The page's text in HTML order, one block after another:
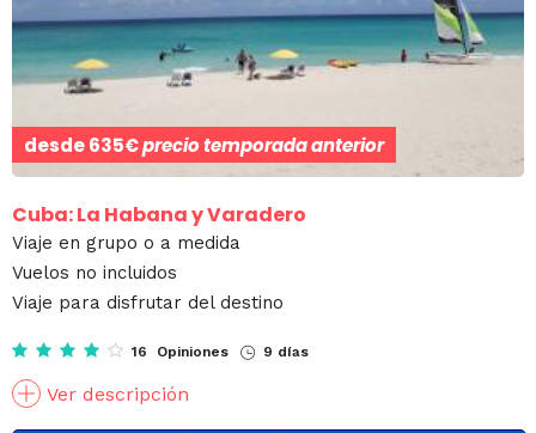
desde635€precio temporada anterior
Cuba: La Habana y Varadero
Viaje en grupo o a medida
Vuelos no incluidos
Viaje para disfrutar del destino
16 Opiniones 9 días
Ver descripción